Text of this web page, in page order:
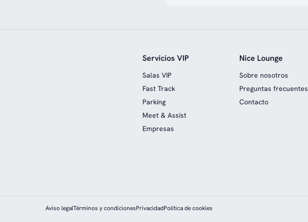
Servicios VIP
Salas VIP
Fast Track
Parking
Meet & Assist
Empresas
Nice Lounge
Sobre nosotros
Preguntas frecuentes
Contacto
Aviso legalTérminos y condicionesPrivacidadPolítica de cookies